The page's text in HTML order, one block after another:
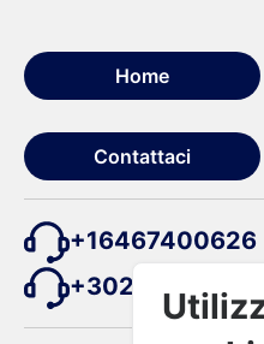
Home
Contattaci
+16467400626
+302111985264